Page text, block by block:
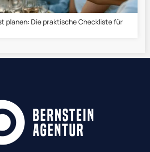
planen: Die praktische Checkliste für